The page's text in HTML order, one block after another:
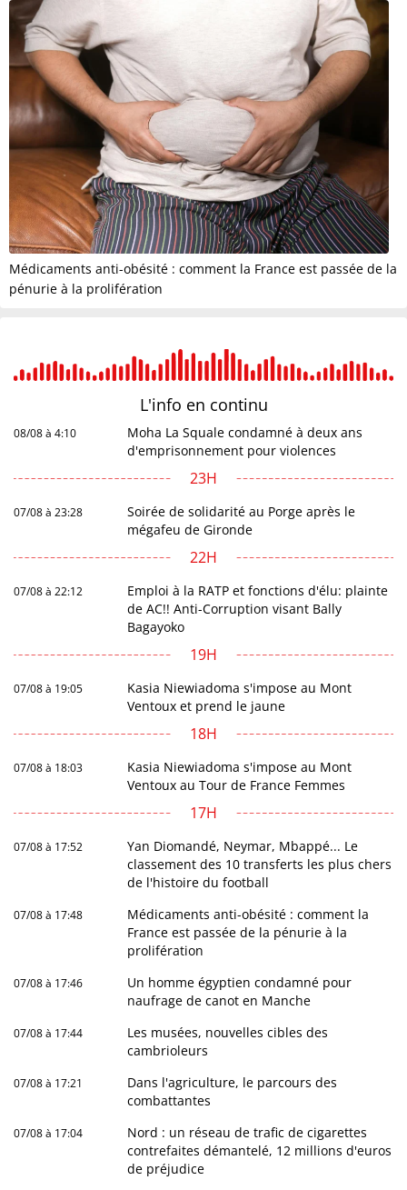
Médicaments anti-obésité : comment la France est passée de la
pénurie à la prolifération
L'info en continu
08/08 à 4:10
Moha La Squale condamné à deux ans
d'emprisonnement pour violences
23H
07/08 à 23:28
Soirée de solidarité au Porge après le
mégafeu de Gironde
22H
07/08 à 22:12
Emploi à la RATP et fonctions d'élu: plainte
de AC!! Anti-Corruption visant Bally
Bagayoko
19H
07/08 à 19:05
Kasia Niewiadoma s'impose au Mont
Ventoux et prend le jaune
18H
07/08 à 18:03
Kasia Niewiadoma s'impose au Mont
Ventoux au Tour de France Femmes
17H
07/08 à 17:52
Yan Diomandé, Neymar, Mbappé... Le
classement des 10 transferts les plus chers
de l'histoire du football
07/08 à 17:48
Médicaments anti-obésité : comment la
France est passée de la pénurie à la
prolifération
07/08 à 17:46
Un homme égyptien condamné pour
naufrage de canot en Manche
07/08 à 17:44
Les musées, nouvelles cibles des
cambrioleurs
07/08 à 17:21
Dans l'agriculture, le parcours des
combattantes
07/08 à 17:04
Nord : un réseau de trafic de cigarettes
contrefaites démantelé, 12 millions d'euros
de préjudice